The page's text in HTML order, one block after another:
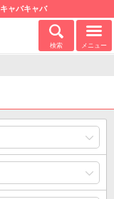
キャバキャバ
検索 メニュー